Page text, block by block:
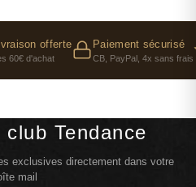
offerte
60€ d'achat
Paiement sécurisé
CB, PayPal, 4x sans frais
Tendance
exclusives directement dans votre
mail